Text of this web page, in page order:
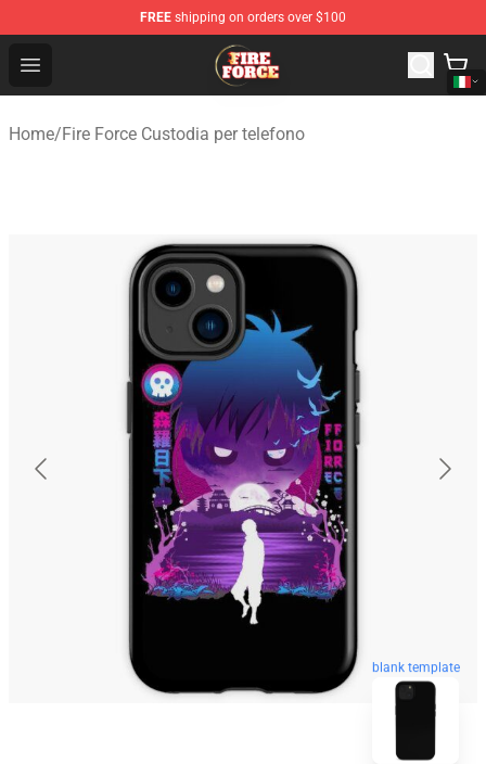
FREE shipping on orders over $100
Open menu
Fire Force Store - Official Fire Force Merchandise Shop
Home/Fire Force Custodia per telefono
blank template